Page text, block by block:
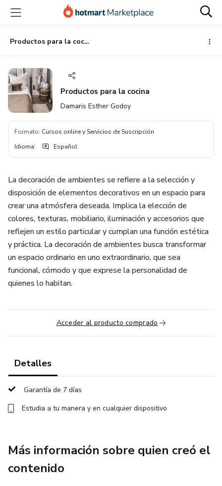
principal
página
de
página
Productos para la cocina
Productos para la cocina
Damaris Esther Godoy
Formato: Cursos online y Servicios de Suscripción
Idioma: Español
La decoración de ambientes se refiere a la selección y
disposición de elementos decorativos en un espacio para
crear una atmósfera deseada. Implica la elección de
colores, texturas, mobiliario, iluminación y accesorios que
reflejen un estilo particular y cumplan una función estética
y práctica. La decoración de ambientes busca transformar
un espacio ordinario en uno extraordinario, que sea
funcional, cómodo y que exprese la personalidad de
quienes lo habitan.
Acceder al producto comprado
Detalles
Garantía de 7 días
Estudia a tu manera y en cualquier dispositivo
Más información sobre quien creó el
contenido